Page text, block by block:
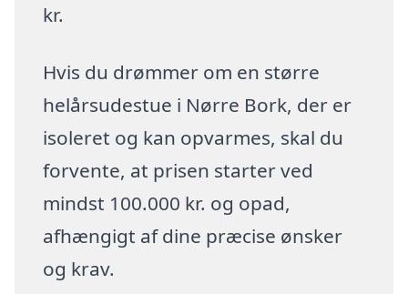
kr.
Hvis du drømmer om en større
helårsudestue i Nørre Bork, der er
isoleret og kan opvarmes, skal du
forvente, at prisen starter ved
mindst 100.000 kr. og opad,
afhængigt af dine præcise ønsker
og krav.